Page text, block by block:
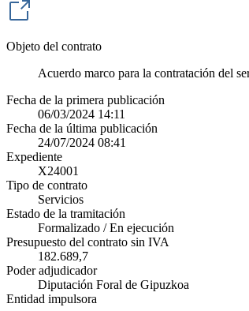
Objeto del contrato
Acuerdo marco para la contratación del
Fecha de la primera publicación
06/03/2024 14:11
Fecha de la última publicación
24/07/2024 08:41
Expediente
X24001
Tipo de contrato
Servicios
Estado de la tramitación
Formalizado / En ejecución
Presupuesto del contrato sin IVA
182.689,7
Poder adjudicador
Diputación Foral de Gipuzkoa
Entidad impulsora